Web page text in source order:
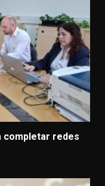
completar redes